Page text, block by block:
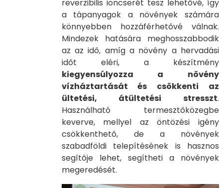
reverzibilis ioncserét tesz lehetővé, így
a tápanyagok a növények számára
könnyebben hozzáférhetővé válnak.
Mindezek hatására meghosszabbodik
az az idő, amíg a növény a hervadási
időt eléri, a készítmény
kiegyensúlyozza a növény
vízháztartását és csökkenti az
ültetési, átültetési stresszt.
Használható termesztőközegbe
keverve, mellyel az öntözési igény
csökkenthető, de a növények
szabadföldi telepítésének is hasznos
segítője lehet, segítheti a növények
megeredését.